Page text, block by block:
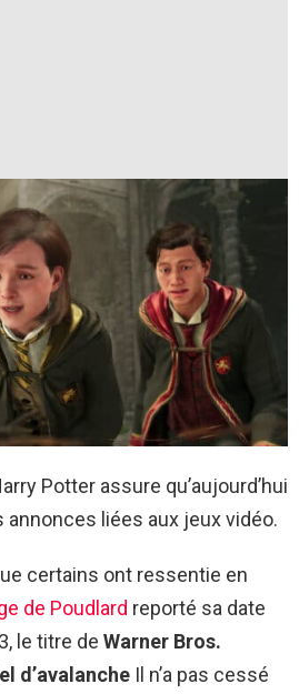
Potter assure qu’aujourd’hui
liées aux jeux vidéo.
certains ont ressentie en
de Poudlard reporté sa date
le titre de Warner Bros.
d’avalanche Il n’a pas cessé